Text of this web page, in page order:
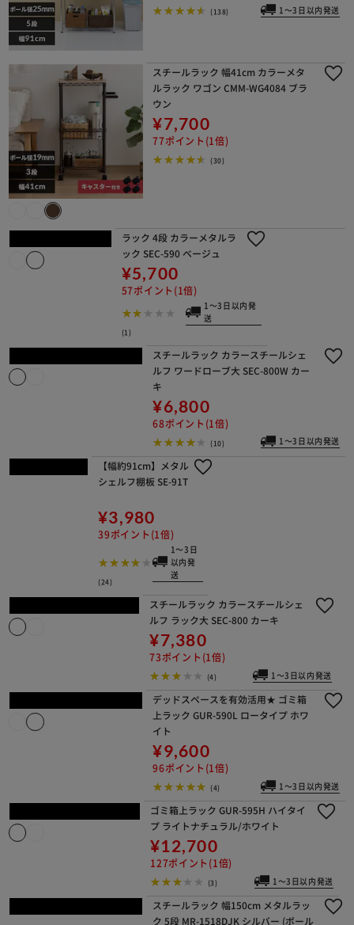
(138) 1～3日以内発送
スチールラック 幅41cm カラーメタ
ルラック ワゴン CMM-WG4084 ブラ
ウン
¥7,700
77ポイント(1倍)
(30)
ラック 4段 カラーメタルラック SEC-
590 ベージュ
¥5,700
57ポイント(1倍)
(1)
スチールラック カラースチールシェ
ルフ ワードローブ大 SEC-800W カー
キ
¥6,800
68ポイント(1倍)
【幅約91cm】メタルシェルフ棚板 SE
-91T
¥3,980
39ポイント(1倍)
スチールラック カラースチールシェ
ルフ ラック大 SEC-800 カーキ
¥7,380
73ポイント(1倍)
(4) 1～3日以内発送
デッドスペースを有効活用★ ゴミ箱
上ラック GUR-590L ロータイプ ホワ
イト